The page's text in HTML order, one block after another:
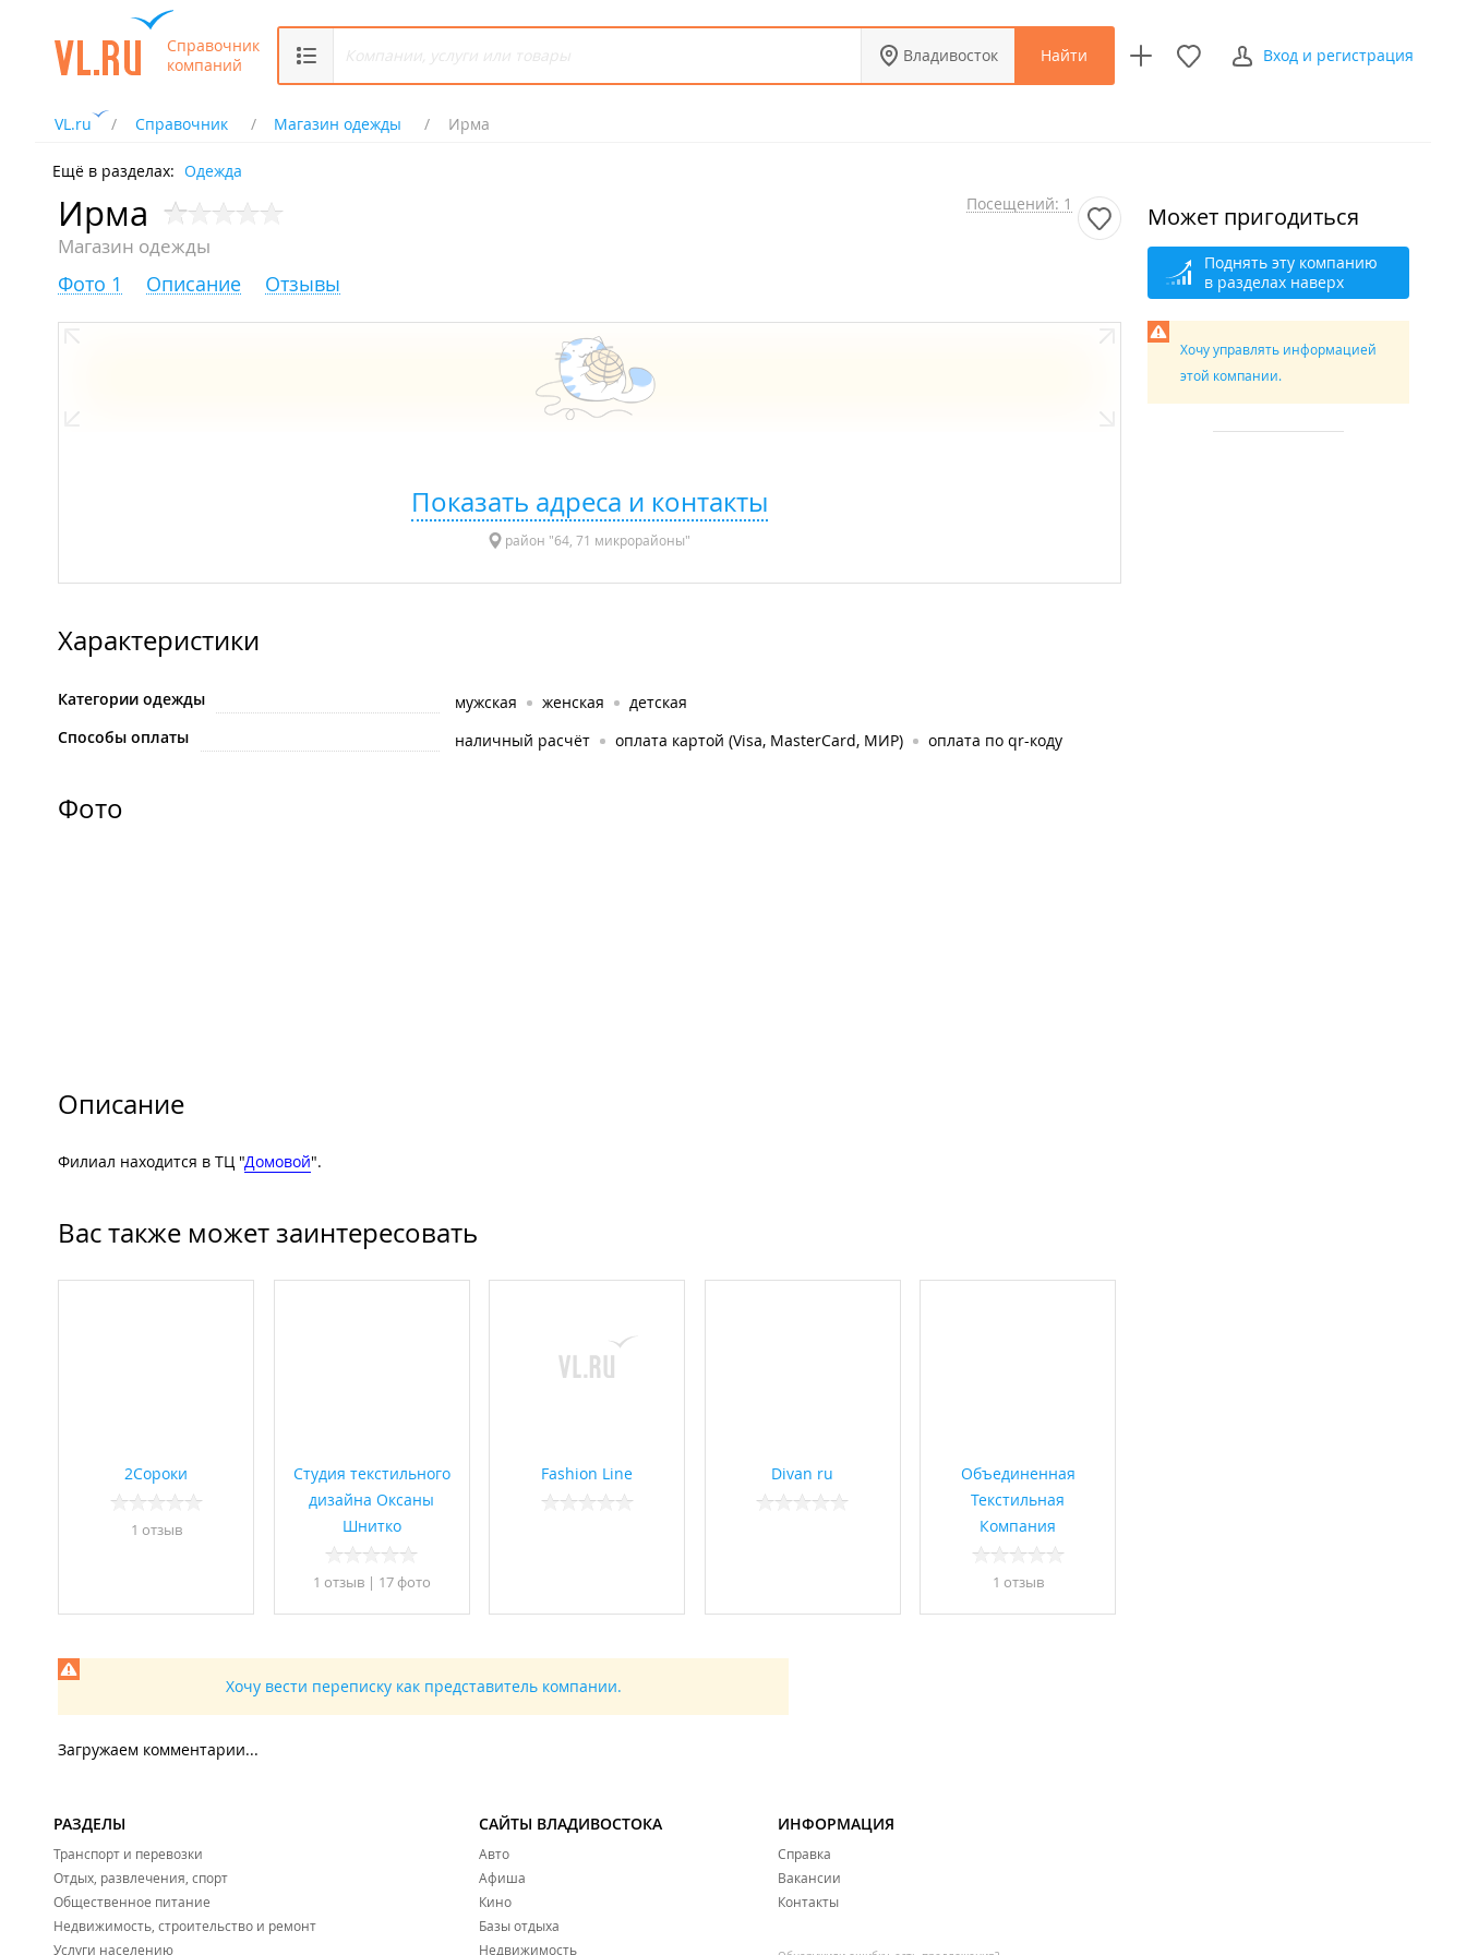
Справочник
компаний
Владивосток Найти Вход и регистрация
VL.ru Справочник Магазин одежды Ирма
Ещё в разделах: Одежда
Ирма
Магазин одежды
Посещений: 1
Фото 1 Описание Отзывы
Показать адреса и контакты
район "64, 71 микрорайоны"
Характеристики
Категории одежды мужская женская
детская
Способы оплаты
наличный расчёт оплата картой (Visa, MasterCard, МИР) оплата по qr-коду
Фото
Описание
Филиал находится в ТЦ "Домовой".
Вас также может заинтересовать
2Сороки
1 отзыв
Студия текстильного
дизайна Оксаны
Шнитко
1 отзыв | 17 фото
Fashion Line Divan ru
Объединенная
Текстильная
Компания
1 отзыв
Хочу вести переписку как представитель компании.
Загружаем комментарии...
Может пригодиться
Поднять эту компанию
в разделах наверх
Хочу управлять информацией
этой компании.
РАЗДЕЛЫ
Транспорт и перевозки
Отдых, развлечения, спорт
Общественное питание
Недвижимость, строительство и ремонт
Услуги населению
САЙТЫ ВЛАДИВОСТОКА
Авто
Афиша
Кино
Базы отдыха
Недвижимость
ИНФОРМАЦИЯ
Справка
Вакансии
Контакты